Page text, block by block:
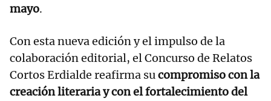
mayo.
Con esta nueva edición y el impulso de la
colaboración editorial, el Concurso de Relatos
Cortos Erdialde reafirma sucompromiso con la
creación literaria y con el fortalecimiento del